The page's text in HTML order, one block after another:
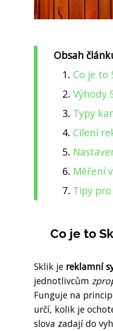
Obsah
Co je to
Výhody
Typy
Cílení
Měření
Tipy
Co je to
Sklik je reklamní
jednotlivcům
Funguje na
určí, kolik je
slova zadají do